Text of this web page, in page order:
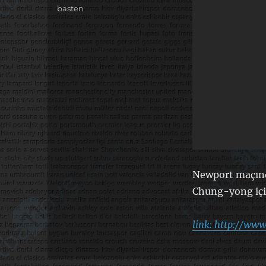
Newport
Chung-yong
link: http://
basten